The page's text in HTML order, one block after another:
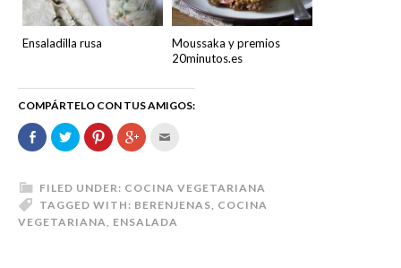
Ensaladilla rusa
Moussaka y premios
20minutos.es
COMPÁRTELO CON TUS AMIGOS:
Comparte
en
Facebook
en
una
ventana
nueva)
Haz
clic
para
Twitter
(Se
abre
en
Haz
clic
para
Pinterest
(Se
abre
en
una
Haz
clic
Google+
(Se
abre
en
correo
electrónico
a
un
FILED UNDER: COCINA VEGETARIANA
TAGGED WITH: BERENJENAS, COCINA
VEGETARIANA, ENSALADA